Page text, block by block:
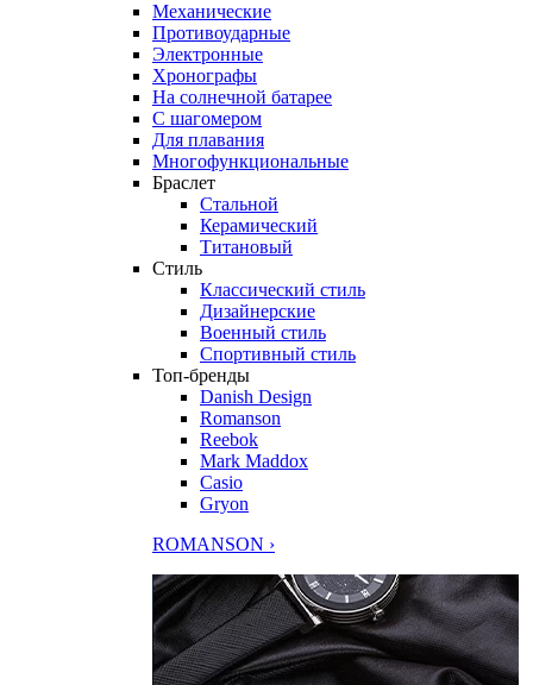
Механические
Противоударные
Электронные
Хронографы
На солнечной батарее
С шагомером
Для плавания
Многофункциональные
Браслет
Стальной
Керамический
Титановый
Стиль
Классический стиль
Дизайнерские
Военный стиль
Спортивный стиль
Топ-бренды
Danish Design
Romanson
Reebok
Mark Maddox
Casio
Gryon
ROMANSON ›